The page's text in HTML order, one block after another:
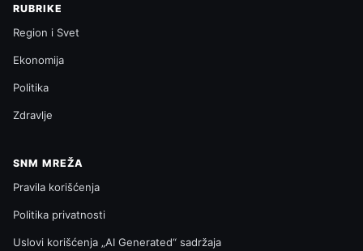
RUBRIKE
Region i Svet
Ekonomija
Politika
Zdravlje
SNM MREŽA
Pravila korišćenja
Politika privatnosti
Uslovi korišćenja „AI Generated“ sadržaja